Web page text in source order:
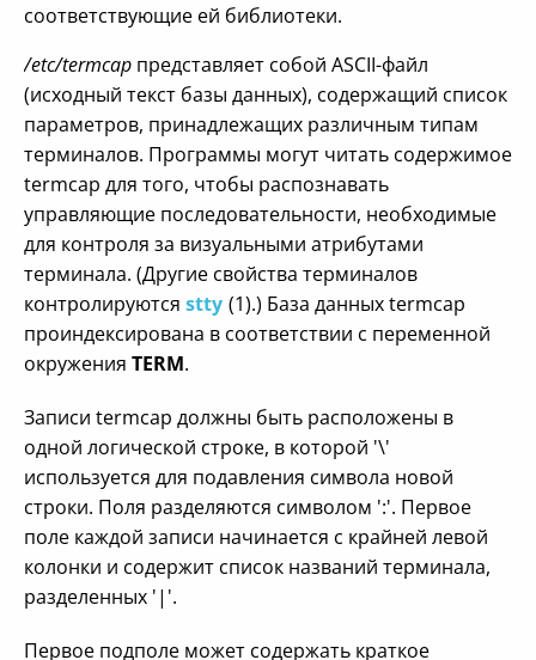
соответствующие ей библиотеки.
/etc/termcap представляет собой ASCII-файл
(исходный текст базы данных), содержащий список
параметров, принадлежащих различным типам
терминалов. Программы могут читать содержимое
termcap для того, чтобы распознавать
управляющие последовательности, необходимые
для контроля за визуальными атрибутами
терминала. (Другие свойства терминалов
контролируются stty (1).) База данных termcap
проиндексирована в соответствии с переменной
окружения TERM.
Записи termcap должны быть расположены в
одной логической строке, в которой '\'
используется для подавления символа новой
строки. Поля разделяются символом ':'. Первое
поле каждой записи начинается с крайней левой
колонки и содержит список названий терминала,
разделенных '|'.
Первое подполе может содержать краткое